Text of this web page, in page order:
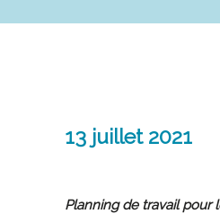
13 juillet 2021
Planning de travail pour